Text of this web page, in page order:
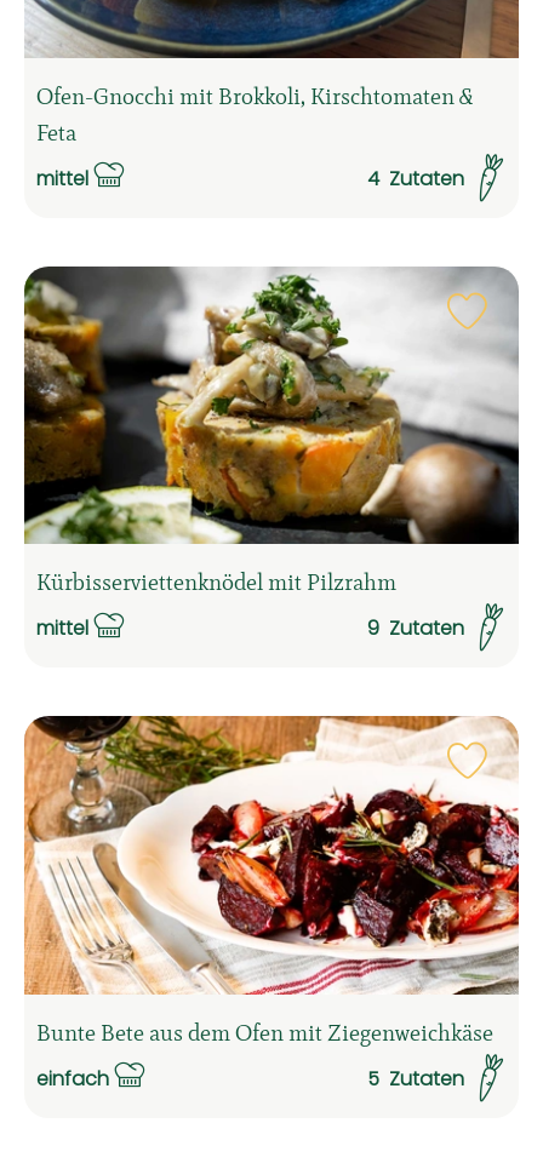
Ofen-Gnocchi mit Brokkoli, Kirschtomaten &
Feta
Schwierigkeit:
mittel 4Zutaten
Kürbisserviettenknödel mit Pilzrahm
Schwierigkeit:
mittel 9 Zutaten
Bunte Bete aus dem Ofen mit Ziegenweichkäse
Schwierigkeit:
einfach 5 Zutaten